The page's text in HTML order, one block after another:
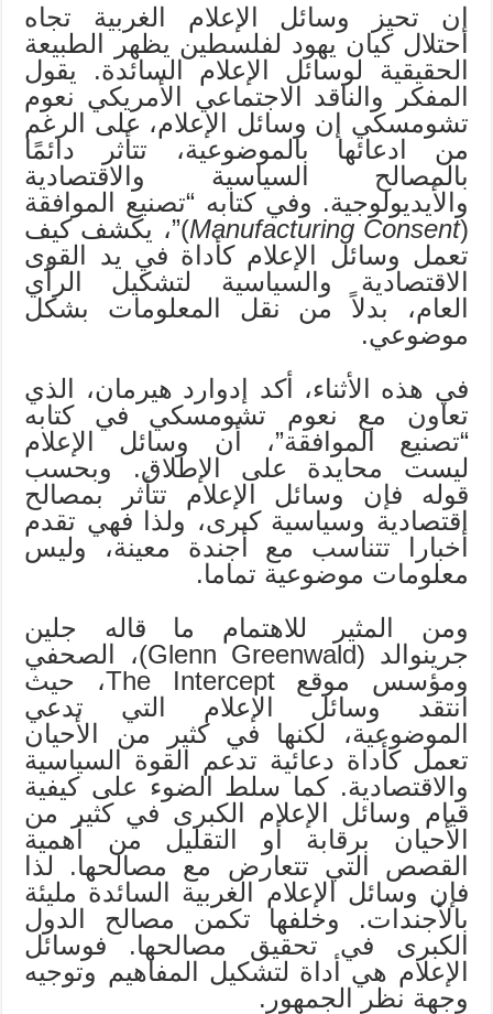
إن تحيز وسائل الإعلام الغربية تجاه
احتلال كيان يهود لفلسطين يظهر الطبيعة
الحقيقية لوسائل الإعلام السائدة. يقول
المفكر والناقد الاجتماعي الأمريكي نعوم
تشومسكي إن وسائل الإعلام، على الرغم
من ادعائها بالموضوعية، تتأثر دائمًا
بالمصالح السياسية والاقتصادية
والأيديولوجية. وفي كتابه “تصنيع الموافقة
(
Manufacturing Consent)”، يكشف كيف
تعمل وسائل الإعلام كأداة في يد القوى
الاقتصادية والسياسية لتشكيل الرأي
العام، بدلاً من نقل المعلومات بشكل
موضوعي.
في هذه الأثناء، أكد إدوارد هيرمان، الذي
تعاون مع نعوم تشومسكي في كتابه
“تصنيع الموافقة”، أن وسائل الإعلام
ليست محايدة على الإطلاق. وبحسب
قوله فإن وسائل الإعلام تتأثر بمصالح
اقتصادية وسياسية كبرى، ولذا فهي تقدم
أخبارا تتناسب مع أجندة معينة، وليس
معلومات موضوعية تماما.
ومن المثير للاهتمام ما قاله جلين
جرينوالد (Glenn Greenwald)، الصحفي
ومؤسس موقع The Intercept، حيث
انتقد وسائل الإعلام التي تدعي
الموضوعية، لكنها في كثير من الأحيان
تعمل كأداة دعائية تدعم القوة السياسية
والاقتصادية. كما سلط الضوء على كيفية
قيام وسائل الإعلام الكبرى في كثير من
الأحيان برقابة أو التقليل من أهمية
القصص التي تتعارض مع مصالحها. لذا
فإن وسائل الإعلام الغربية السائدة مليئة
بالأجندات. وخلفها تكمن مصالح الدول
الكبرى في تحقيق مصالحها. فوسائل
الإعلام هي أداة لتشكيل المفاهيم وتوجيه
وجهة نظر الجمهور.